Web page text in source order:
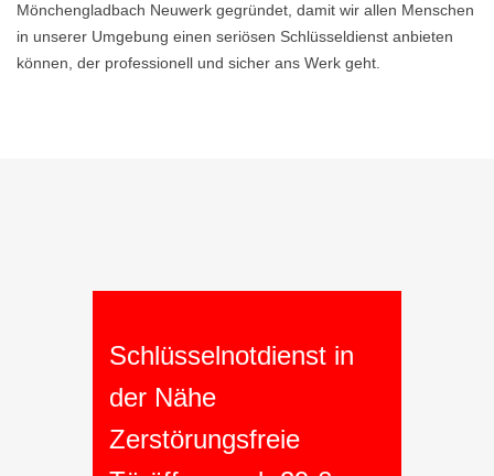
Mönchengladbach Neuwerk gegründet, damit wir allen Menschen
in unserer Umgebung einen seriösen Schlüsseldienst anbieten
können, der professionell und sicher ans Werk geht.
Schlüsselnotdienst in
der Nähe
Zerstörungsfreie